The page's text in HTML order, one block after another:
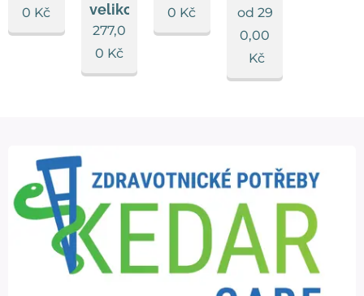
0 Kč
velikosti
277,0
0 Kč
0 Kč
od 29
0,00
Kč